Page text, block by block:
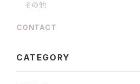
その他
CONTACT
CATEGORY